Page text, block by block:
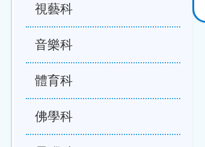
視藝科
音樂科
體育科
佛學科